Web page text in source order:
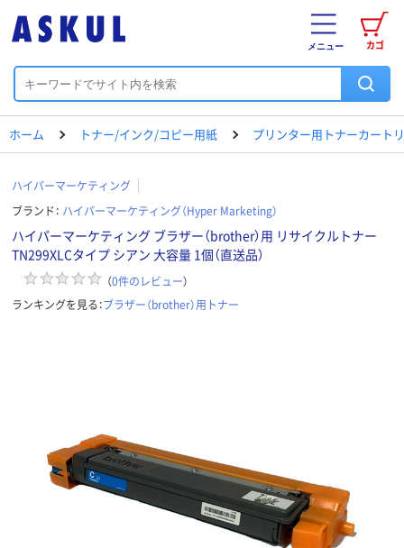
カゴ
メニュー
ホーム トナー/インク/コピー用紙 プリンター用トナーカート
ハイパーマーケティング
ブランド： ハイパーマーケティング（Hyper Marketing）
ハイパーマーケティング ブラザー（brother）用 リサイクルトナー
TN299XLCタイプ シアン 大容量 1個（直送品）
（0件のレビュー）
ランキングを見る：ブラザー（brother）用トナー